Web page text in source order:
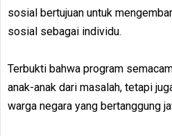
sosial bertujuan untuk
sosial sebagai individu.
Terbukti bahwa program
anak-anak dari masalah, tetapi
warga negara yang bertanggung